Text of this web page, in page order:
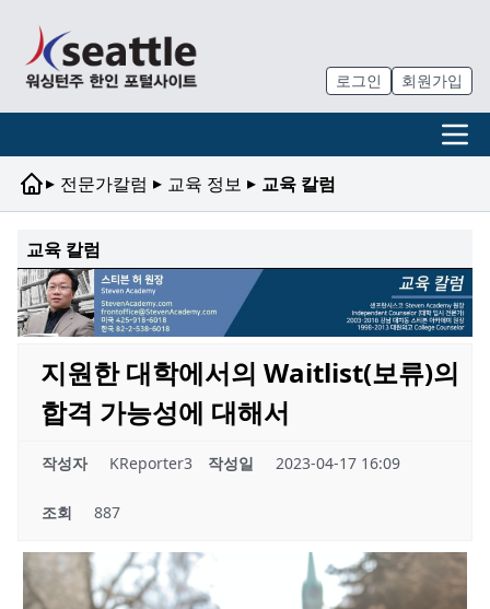
로그인 회원가입
▸ 전문가칼럼 ▸ 교육 정보 ▸ 교육 칼럼
교육 칼럼
지원한 대학에서의 Waitlist(보류)의
합격 가능성에 대해서
작성자 KReporter3 작성일 2023-04-17 16:09
조회 887